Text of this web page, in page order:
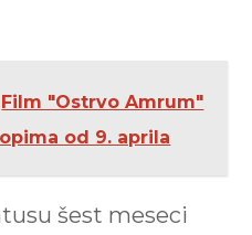
Film "Ostrvo Amrum"
od 9. aprila
šest meseci